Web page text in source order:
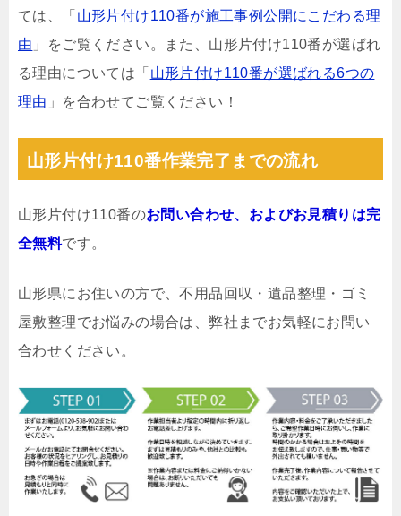
ては、「 山形片付け110番が施工事例公開にこだわる理
由 」をご覧ください。また、山形片付け110番が選ばれ
る理由については「 山形片付け110番が選ばれる6つの
理由 」を合わせてご覧ください！
山形片付け110番作業完了までの流れ
山形片付け110番のお問い合わせ、およびお見積りは完
全無料です。
山形県にお住いの方で、不用品回収・遺品整理・ゴミ
屋敷整理でお悩みの場合は、弊社までお気軽にお問い
合わせください。